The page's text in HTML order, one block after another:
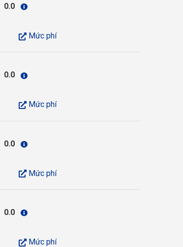
0.0
Mức phí
0.0
Mức phí
0.0
Mức phí
0.0
Mức phí